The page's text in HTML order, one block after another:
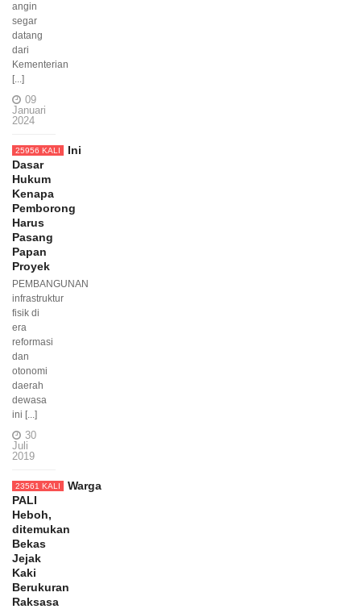
angin
segar
datang
dari
Kementerian
[...]
09
Januari
2024
25956 KALI
Ini
Dasar
Hukum
Kenapa
Pemborong
Harus
Pasang
Papan
Proyek
PEMBANGUNAN
infrastruktur
fisik di
era
reformasi
dan
otonomi
daerah
dewasa
ini [...]
30
Juli
2019
23561 KALI
Warga
PALI
Heboh,
ditemukan
Bekas
Jejak
Kaki
Berukuran
Raksasa